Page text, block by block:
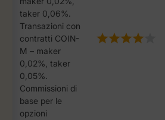
taker 0,06%.
Transazioni con
contratti COIN-
M – maker
0,02%, taker
0,05%.
Commissioni di
base per le
opzioni